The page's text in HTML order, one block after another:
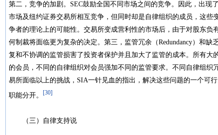
第二，竞争的加剧。SEC鼓励全国不同市场之间的竞争。因此，出现
市场及纽约证券交易所相互竞争，但同时却是自律组织的成员，这些
争者的理论上的可能性。交易所变成营利性的市场后，由于对股东负
何制裁将面临更为复杂的决定。第三，监管冗余（Redundancy）和缺
复和不协调的监管损害了投资者保护并且加大了监管的成本。所有大
的会员，不同的自律组织对会员强加不同的监管要求。不同自律组织
易所面临以上的挑战，SIA一针见血的指出，解决这些问题的一个可
职能分开。 [30]
（三）自律支持说